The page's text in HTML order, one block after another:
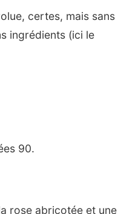
certes, mais sans
ingrédients (ici le
90.
rose abricotée et une